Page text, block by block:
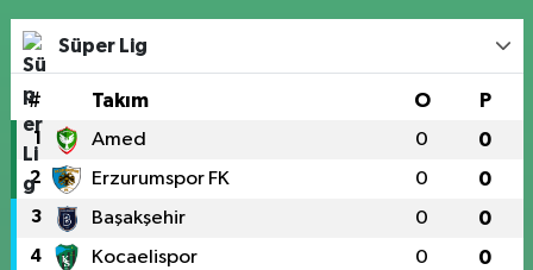
Süper Lig
# Takım O P
1 Amed 0 0
2 Erzurumspor FK 0 0
3 Başakşehir 0 0
4 Kocaelispor 0 0